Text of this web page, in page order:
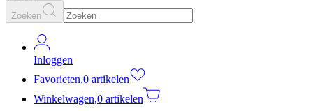
Zoeken
Inloggen
Favorieten,0 artikelen
Winkelwagen,0 artikelen